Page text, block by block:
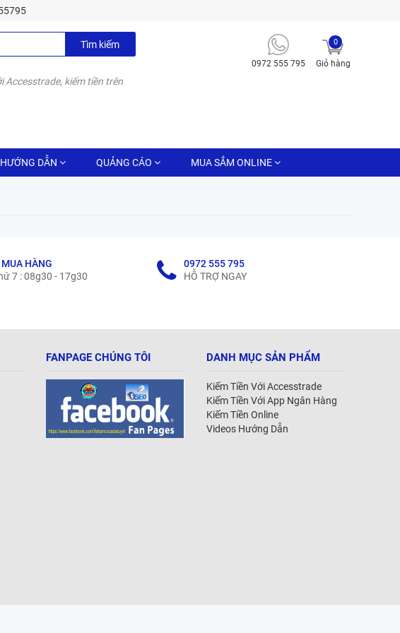
Tìm kiếm
Accesstrade, kiếm tiền trên
0972 555 795 Giỏ hàng
0
HƯỚNG DẪN QUẢNG CÁO MUA SẮM ONLINE
HÀNG
7 : 08g30 - 17g30
0972 555 795
HỖ TRỢ NGAY
FANPAGE CHÚNG TÔI DANH MỤC SẢN PHẨM
Kiếm Tiền Với Accesstrade
Kiếm Tiền Với App Ngân Hàng
Kiếm Tiền Online
Videos Hướng Dẫn